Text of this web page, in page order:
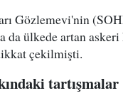
Gözlemevi'nin
da ülkede artan
çekilmişti.
tartışmalar